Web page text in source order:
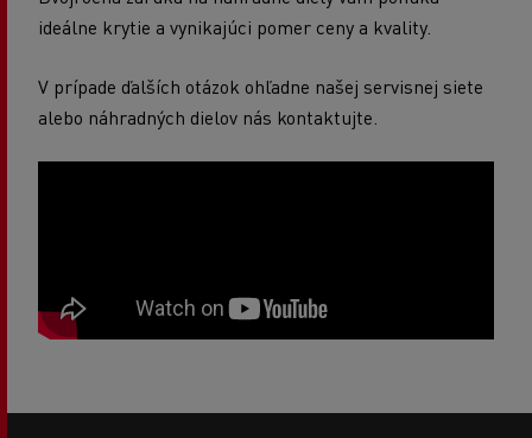
ideálne krytie a vynikajúci pomer ceny a kvality.
V prípade ďalších otázok ohľadne našej servisnej siete
alebo náhradných dielov nás kontaktujte.